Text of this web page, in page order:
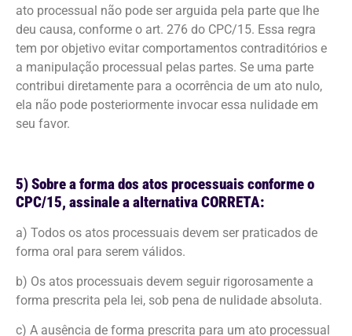
ato processual não pode ser arguida pela parte que lhe
deu causa, conforme o art. 276 do CPC/15. Essa regra
tem por objetivo evitar comportamentos contraditórios e
a manipulação processual pelas partes. Se uma parte
contribui diretamente para a ocorrência de um ato nulo,
ela não pode posteriormente invocar essa nulidade em
seu favor.
5) Sobre a forma dos atos processuais conforme o
CPC/15, assinale a alternativa CORRETA:
a) Todos os atos processuais devem ser praticados de
forma oral para serem válidos.
b) Os atos processuais devem seguir rigorosamente a
forma prescrita pela lei, sob pena de nulidade absoluta.
c) A ausência de forma prescrita para um ato processual